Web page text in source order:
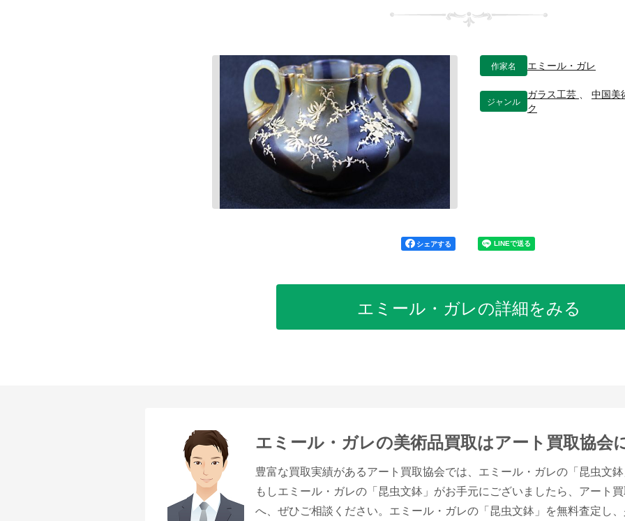
作家名 エミール・ガレ
ジャンル
ガラス工芸
中国美
ク
シェアする
エミール・ガレの詳細をみる
エミール・ガレの美術品買取はアート買取協会
豊富な買取実績があるアート買取協会では、エミール・ガレの「昆虫文
もしエミール・ガレの「昆虫文鉢」がお手元にございましたら、アート
へ、ぜひご相談ください。エミール・ガレの「昆虫文鉢」を無料査定し